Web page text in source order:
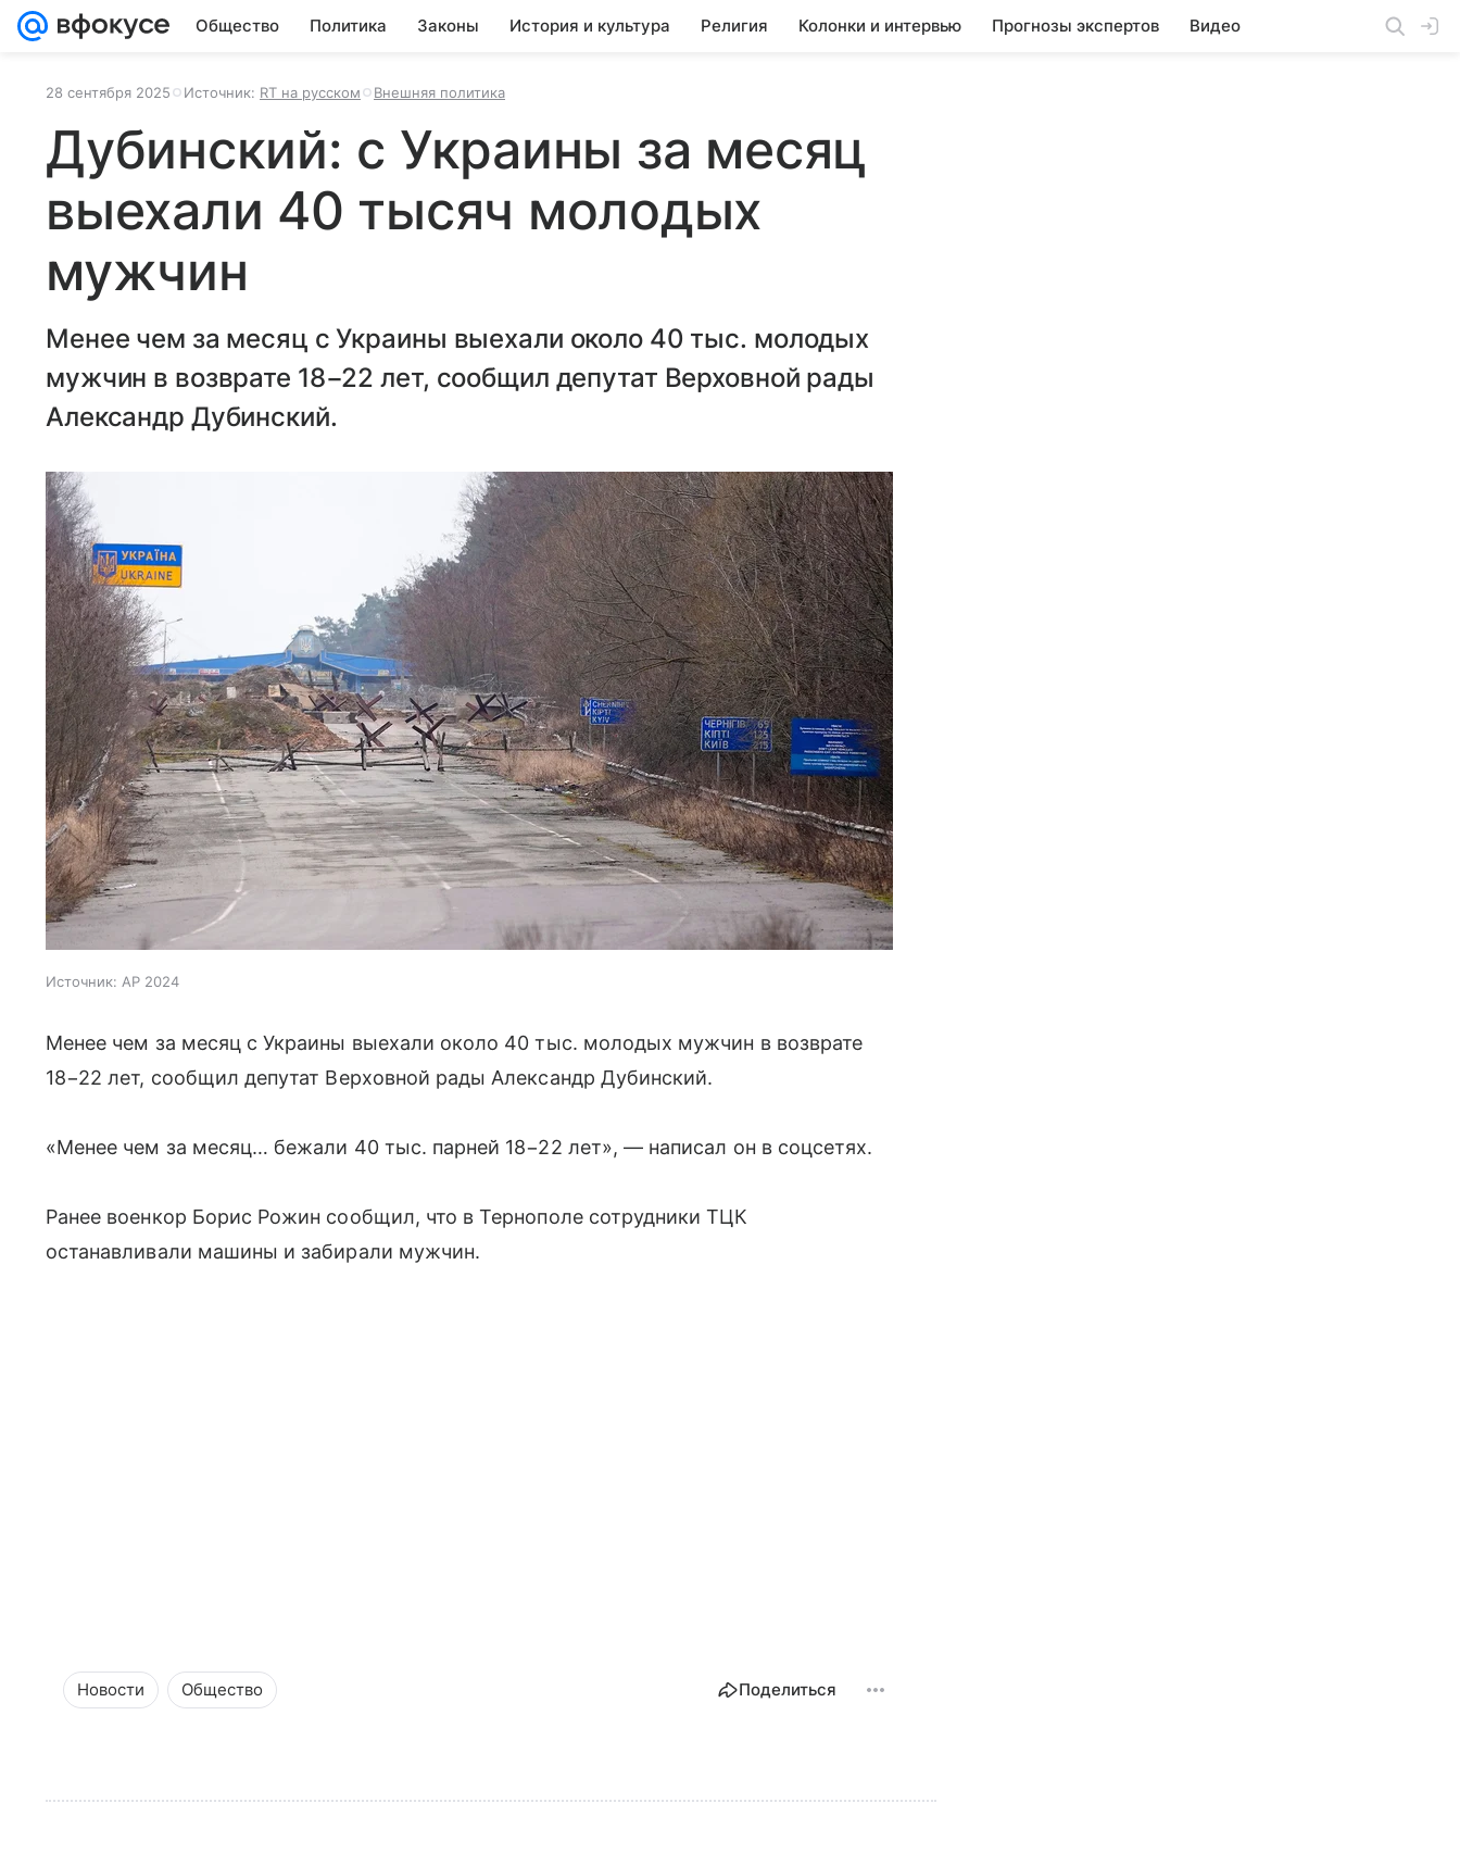
Общество Политика Законы История и культура Религия Колонки и интервью Прогнозы экспертов Видео
28 сентября 2025 Источник: RT на русском Внешняя политика
Дубинский: с Украины за месяц
выехали 40 тысяч молодых
мужчин
Менее чем за месяц с Украины выехали около 40 тыс. молодых
мужчин в возврате 18−22 лет, сообщил депутат Верховной рады
Александр Дубинский.
Источник: AP 2024
Менее чем за месяц с Украины выехали около 40 тыс. молодых мужчин в возврате
18−22 лет, сообщил депутат Верховной рады Александр Дубинский.
«Менее чем за месяц… бежали 40 тыс. парней 18−22 лет», — написал он в соцсетях.
Ранее военкор Борис Рожин сообщил, что в Тернополе сотрудники ТЦК
останавливали машины и забирали мужчин.
Новости Общество Поделиться